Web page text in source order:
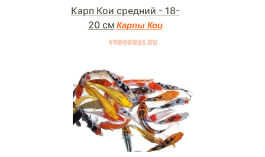
Карп Кои средний - 18-
20 см Карпы Кои